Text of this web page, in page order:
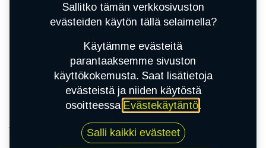
205/60R16C 100/98T TOYO OBSERVE VAN
Sallitko tämän verkkosivuston
evästeiden käytön tällä selaimella?
Käytämme evästeitä
parantaaksemme sivuston
käyttökokemusta. Saat lisätietoja
evästeistä ja niiden käytöstä
osoitteessa Evästekäytäntö.
Salli kaikki evästeet